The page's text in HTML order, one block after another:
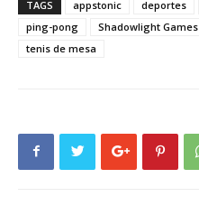
TAGS appstonic deportes
ping-pong
Shadowlight Games
tenis de mesa